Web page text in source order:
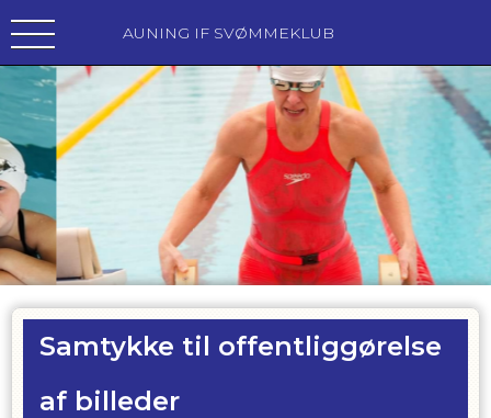
AUNING IF SVØMMEKLUB
Samtykke til offentliggørelse
af billeder